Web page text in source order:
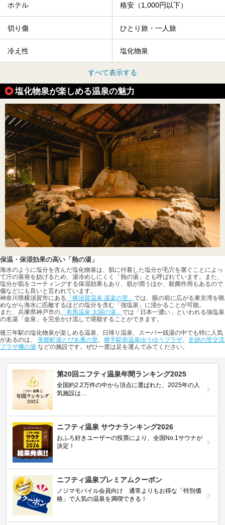
ホテル 格安（1,000円以下）
切り傷 ひとり旅・一人旅
冷え性 塩化物泉
すべて表示する
塩化物泉が楽しめる温泉の魅力
保温・保湿効果の高い「熱の湯」
海水のように塩分を含んだ塩化物泉は、肌に付着した塩分が毛穴を塞ぐことによっ
て汗の蒸発を妨げるため、湯冷めしにくく「熱の湯」とも呼ばれています。また、
塩分が肌をコーティングする保湿効果もあり、肌が潤うほか、殺菌作用もあるので
傷などにも良いと言われています。
神奈川県横須賀市にある 「横須賀温泉 湯楽の里」 では、眼の前に広がる東京湾を眺
めながら海水に匹敵するほどの塩分を含む「強塩泉」に浸かることが可能。
また、兵庫県神戸市の 「有馬温泉 太閤の湯」 では「日本一濃い」といわれる強塩泉
の名湯「金泉」を完全かけ流しで堪能することができます。
後三年駅の塩化物泉が楽しめる温泉、日帰り温泉、スーパー銭湯の中でも特に人気
があるのは、 美郷町湯とぴあ雁の里 横手駅前温泉ゆうゆうプラザ
史跡の里交流
プラザ柵の湯 などの施設です。ぜひ一度は足を運んでみてください。
第20回ニフティ温泉年間ランキング2025
全国約2.2万件の中から頂点に選ばれた、2025年の人
気施設は…
ニフティ温泉 サウナランキング2026
おふろ好きユーザーの投票により、全国No.1サウナが
決定！
ニフティ温泉プレミアムクーポン
ノジマモバイル会員向け 通常よりもお得な「特別価
格」で人気の温泉を満喫できる！